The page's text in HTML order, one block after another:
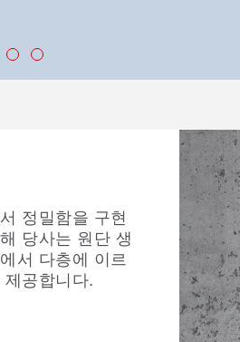
정밀함을 구현
당사는 원단 생
서 다층에 이르
공합니다.
밀도를 한 차원
도포 시스템
술과 결합되어,
워크플로우를
형 불필요, 원스
업
하도록 설계된
체하여, 효율성
절감하며 신제
하여 정밀하게
에 상관없이 가
이 없는지 자동
.